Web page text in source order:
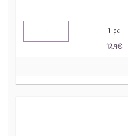
- 1 pc
12.9€